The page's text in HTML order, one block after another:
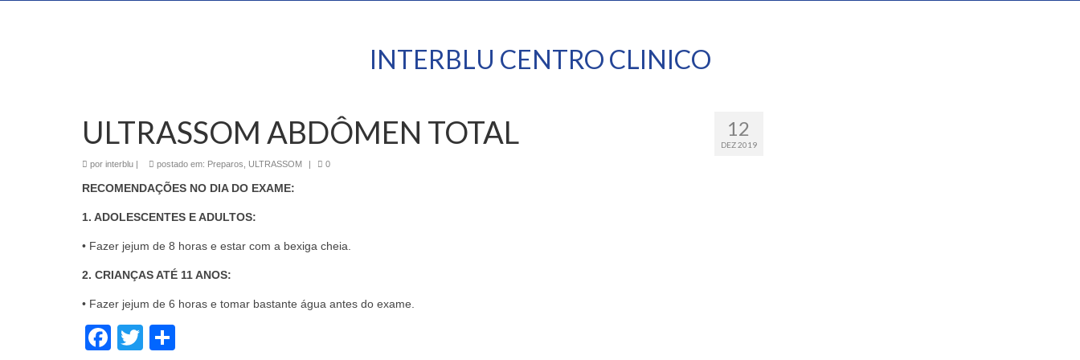
INTERBLU CENTRO CLINICO
12
DEZ 2019
ULTRASSOM ABDÔMEN TOTAL
por interblu | postado em: Preparos ULTRASSOM | 0
RECOMENDAÇÕES NO DIA DO EXAME:
1. ADOLESCENTES E ADULTOS:
• Fazer jejum de 8 horas e estar com a bexiga cheia.
2. CRIANÇAS ATÉ 11 ANOS:
• Fazer jejum de 6 horas e tomar bastante água antes do exame.
Facebook
Twitter